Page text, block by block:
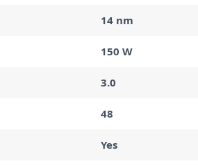
14 nm
150 W
3.0
48
Yes